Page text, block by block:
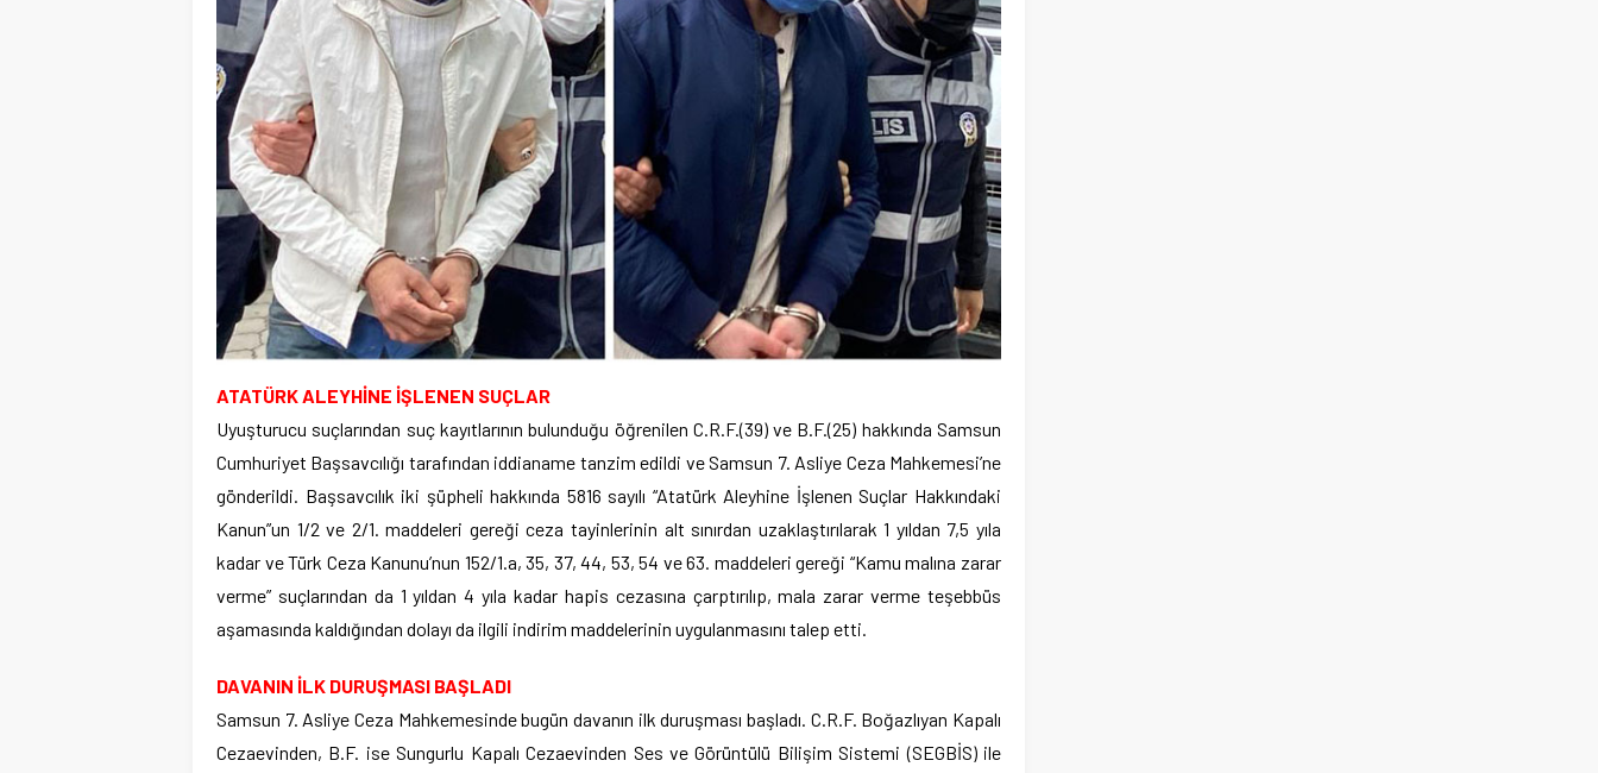
ATATÜRK ALEYHİNE İŞLENEN SUÇLAR
Uyuşturucu suçlarından suç kayıtlarının bulunduğu öğrenilen C.R.F.(39) ve B.F.(25) hakkında Samsun
Cumhuriyet Başsavcılığı tarafından iddianame tanzim edildi ve Samsun 7. Asliye Ceza Mahkemesi’ne
gönderildi. Başsavcılık iki şüpheli hakkında 5816 sayılı “Atatürk Aleyhine İşlenen Suçlar Hakkındaki
Kanun”un 1/2 ve 2/1. maddeleri gereği ceza tayinlerinin alt sınırdan uzaklaştırılarak 1 yıldan 7,5 yıla
kadar ve Türk Ceza Kanunu’nun 152/1.a, 35, 37, 44, 53, 54 ve 63. maddeleri gereği “Kamu malına zarar
verme” suçlarından da 1 yıldan 4 yıla kadar hapis cezasına çarptırılıp, mala zarar verme teşebbüs
aşamasında kaldığından dolayı da ilgili indirim maddelerinin uygulanmasını talep etti.
DAVANIN İLK DURUŞMASI BAŞLADI
Samsun 7. Asliye Ceza Mahkemesinde bugün davanın ilk duruşması başladı. C.R.F. Boğazlıyan Kapalı
Cezaevinden, B.F. ise Sungurlu Kapalı Cezaevinden Ses ve Görüntülü Bilişim Sistemi (SEGBİS) ile